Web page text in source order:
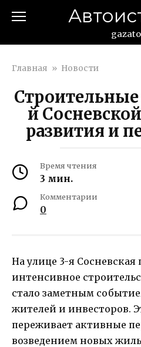
Главная » Новости
й
развития и
Время чтения
3 мин.
Комментарии
0
На улице 3-я Сосневская
интенсивное
стало заметным
жителей и инвесторов.
переживает активные
возведением новых